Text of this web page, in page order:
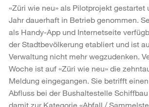
«Züri wie neu» als Pilotprojekt gestartet
Jahr dauerhaft in Betrieb genommen.
als Handy-App und Internetseite
der Stadtbevölkerung etabliert und ist
Verwaltung nicht mehr wegzudenken.
Woche ist auf «Züri wie neu» die
Meldung eingegangen. Sie betrifft
Abfluss bei der Bushaltestelle
damit zur Kategorie «Abfall /